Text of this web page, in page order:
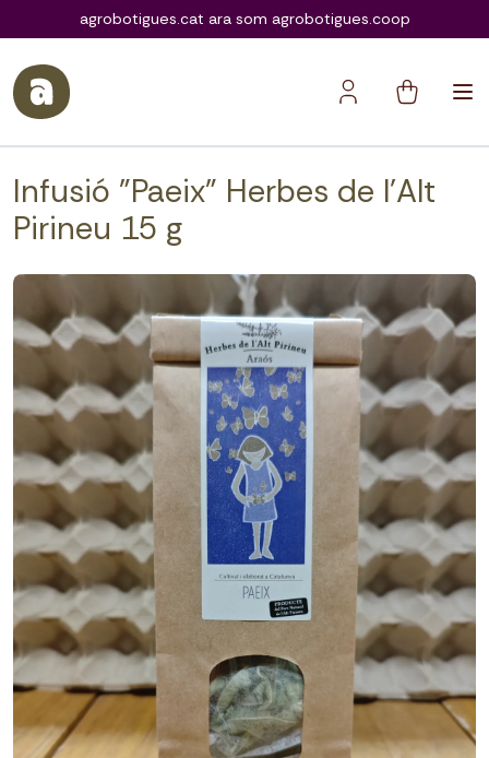
agrobotigues.coop
agrobotigues.cat ara som agrobotigues.coop
Infusió "Paeix" Herbes de l'Alt
Pirineu 15 g